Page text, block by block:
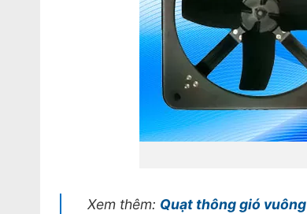
Xem thêm: Quạt thông gió vuông